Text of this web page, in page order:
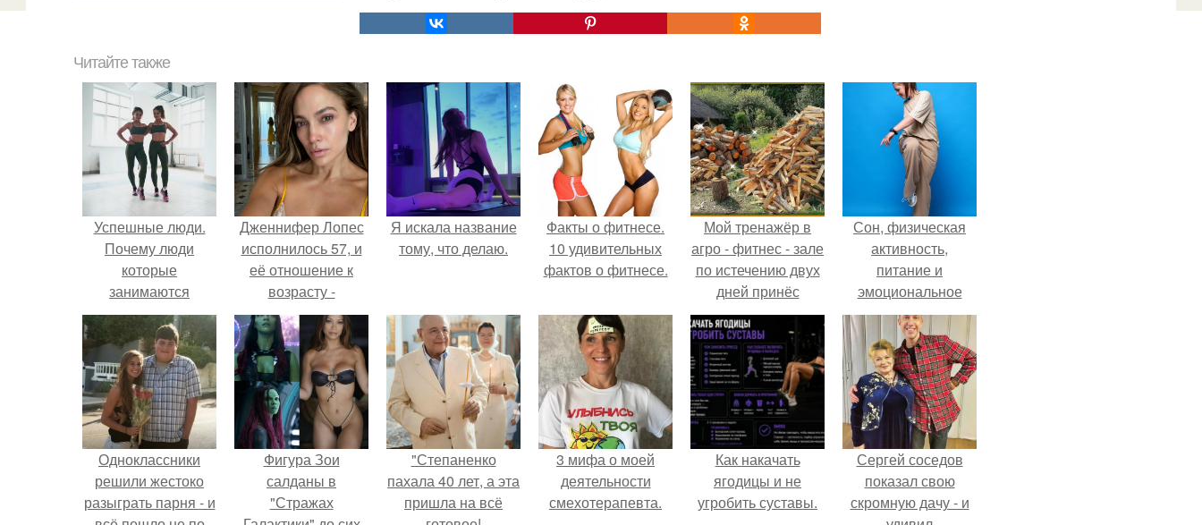
Читайте также
Успешные люди.
Почему люди
которые
занимаются
спортом всегда
будут успешные и
востребованные в
любой сфере
деятельности.
Дженнифер Лопес
исполнилось 57, и
её отношение к
возрасту -
настоящий
манифест
уверенности: "не
говорите, что я
отлично выгляжу
для 57.
Я искала название
тому, что делаю.
Факты о фитнесе.
10 удивительных
фактов о фитнесе.
Мой тренажёр в
агро - фитнес - зале
по истечению двух
дней принёс
ощутимый
результат.
Сон, физическая
активность,
питание и
эмоциональное
состояние!
Одноклассники
решили жестоко
разыграть парня - и
Фигура Зои
салданы в
"Стражах
"Степаненко
пахала 40 лет, а эта
пришла на всё
3 мифа о моей
деятельности
смехотерапевта.
Как накачать
ягодицы и не
угробить суставы.
Сергей соседов
показал свою
скромную дачу - и